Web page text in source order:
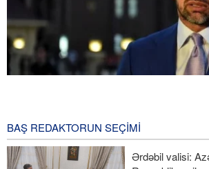
Pezeşkian: Fələstin liderlərinin danışıqlar
edəcəyi hər bir qərarı dəstəkləyirik
BAŞ REDAKTORUN SEÇIMI
Ərdəbil valisi: